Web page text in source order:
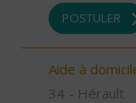
POSTULER
Aide à
34 - Hérault